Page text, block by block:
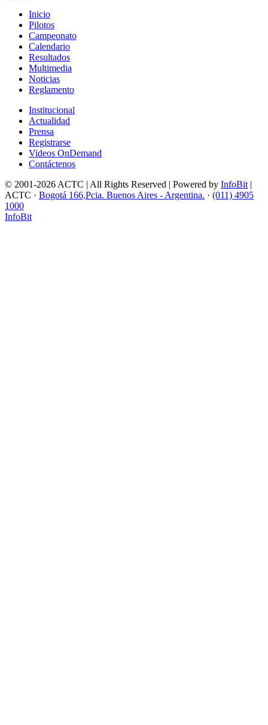
Inicio
Pilotos
Campeonato
Calendario
Resultados
Multimedia
Noticias
Reglamento
Institucional
Actualidad
Prensa
Registrarse
Videos OnDemand
Contáctenos
© 2001-2026 ACTC | All Rights Reserved | Powered by InfoBit |
ACTC · Bogotá 166,Pcia. Buenos Aires - Argentina. · (011) 4905
1000
InfoBit